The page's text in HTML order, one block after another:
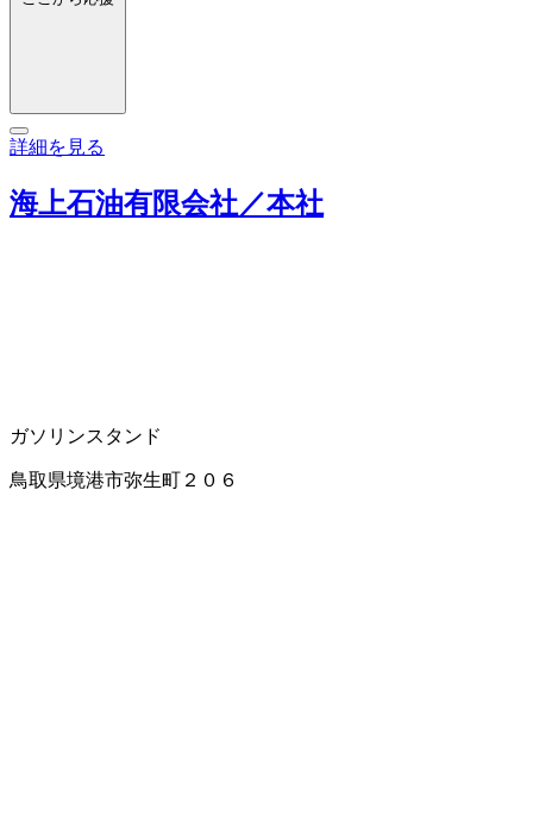
詳細を見る
海上石油有限会社／本社
ガソリンスタンド
鳥取県境港市弥生町２０６